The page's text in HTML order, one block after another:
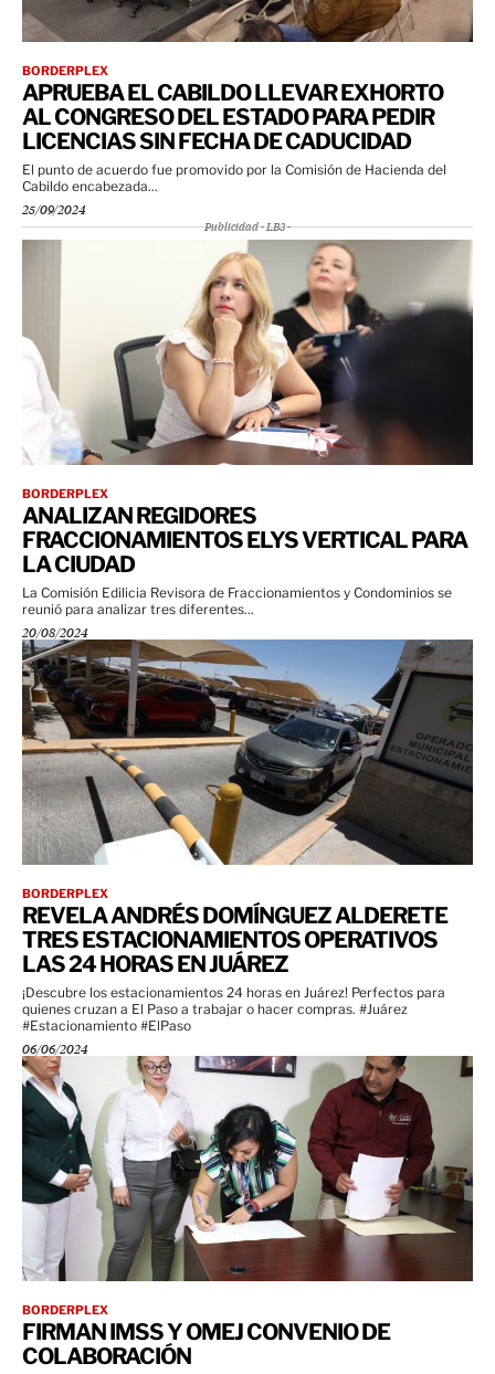
BORDERPLEX
APRUEBA EL CABILDO LLEVAR EXHORTO
AL CONGRESO DEL ESTADO PARA PEDIR
LICENCIAS SIN FECHA DE CADUCIDAD
El punto de acuerdo fue promovido por la Comisión de Hacienda del
Cabildo encabezada...
25/09/2024
Publicidad - LB3 -
BORDERPLEX
ANALIZAN REGIDORES
FRACCIONAMIENTOS ELYS VERTICAL PARA
LA CIUDAD
La Comisión Edilicia Revisora de Fraccionamientos y Condominios se
reunió para analizar tres diferentes...
20/08/2024
BORDERPLEX
REVELA ANDRÉS DOMÍNGUEZ ALDERETE
TRES ESTACIONAMIENTOS OPERATIVOS
LAS 24 HORAS EN JUÁREZ
¡Descubre los estacionamientos 24 horas en Juárez! Perfectos para
quienes cruzan a El Paso a trabajar o hacer compras. #Juárez
#Estacionamiento #ElPaso
06/06/2024
BORDERPLEX
FIRMAN IMSS Y OMEJ CONVENIO DE
COLABORACIÓN